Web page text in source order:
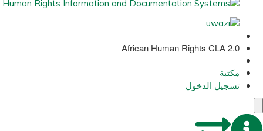
African Human Rights CLA 2.0
مكتبة
تسجيل الدخول